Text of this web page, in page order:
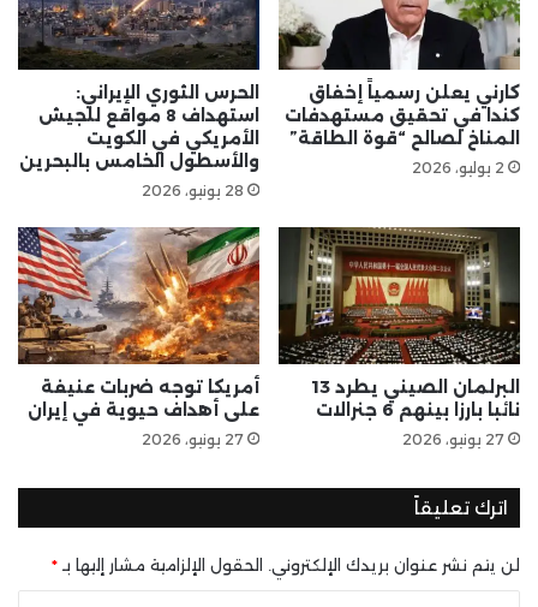
كارني يعلن رسمياً إخفاق
كندا في تحقيق مستهدفات
المناخ لصالح “قوة الطاقة”
2 يوليو، 2026
الحرس الثوري الإيراني:
استهداف 8 مواقع للجيش
الأمريكي في الكويت
والأسطول الخامس بالبحرين
28 يونيو، 2026
البرلمان الصيني يطرد 13
نائبا بارزا بينهم 6 جنرالات
27 يونيو، 2026
أمريكا توجه ضربات عنيفة
على أهداف حيوية في إيران
27 يونيو، 2026
اترك تعليقاً
لن يتم نشر عنوان بريدك الإلكتروني. الحقول الإلزامية مشار إليها بـ *